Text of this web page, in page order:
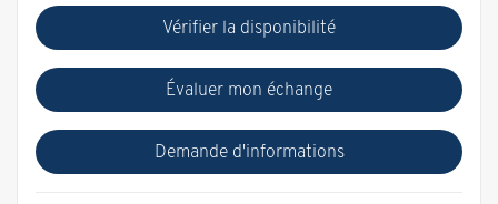
Vérifier la disponibilité
Évaluer mon échange
Demande d'informations